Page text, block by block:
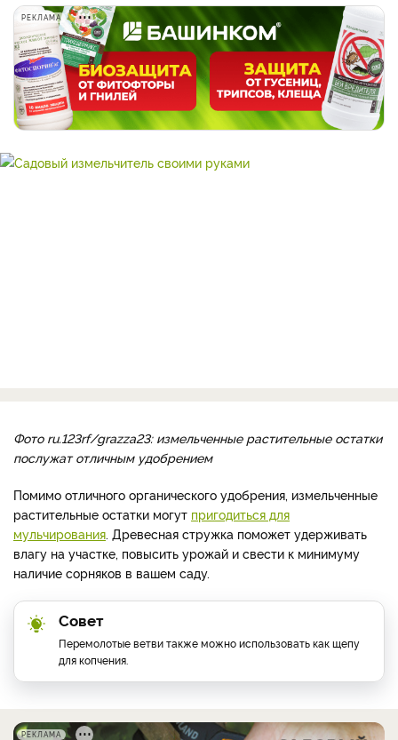
РЕКЛАМА
Фото ru.123rf/grazza23: измельченные растительные остатки
послужат отличным удобрением
Помимо отличного органического удобрения, измельченные
растительные остатки могут пригодиться для
мульчирования . Древесная стружка поможет удерживать
влагу на участке, повысить урожай и свести к минимуму
наличие сорняков в вашем саду.
Совет
Перемолотые ветви также можно использовать как щепу
для копчения.
РЕКЛАМА